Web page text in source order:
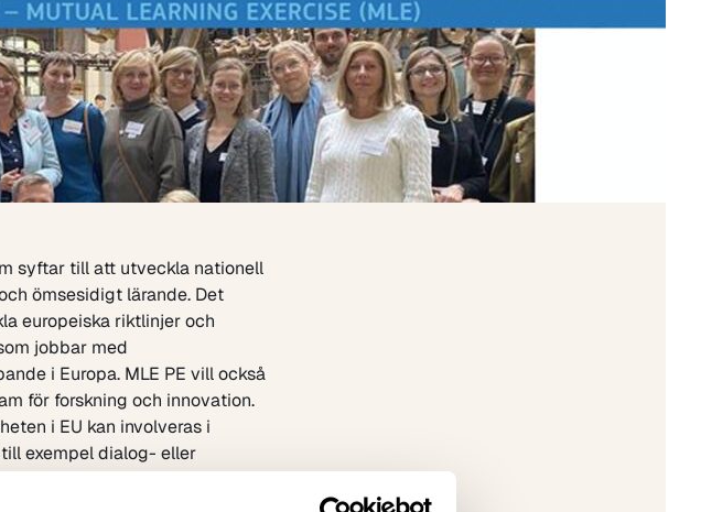
syftar till att utveckla nationell
ömsesidigt lärande. Det
europeiska riktlinjer och
jobbar med
i Europa. MLE PE vill också
för forskning och innovation.
i EU kan involveras i
exempel dialog- eller